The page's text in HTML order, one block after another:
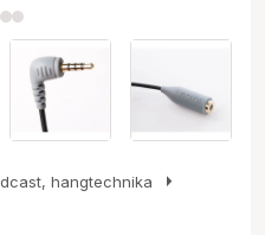
hangtechnika arrow_right